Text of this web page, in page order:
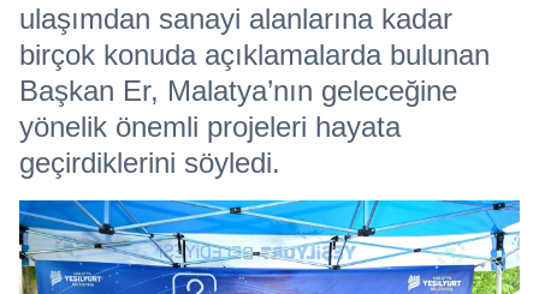
ulaşımdan sanayi alanlarına kadar
birçok konuda açıklamalarda bulunan
Başkan Er, Malatya’nın geleceğine
yönelik önemli projeleri hayata
geçirdiklerini söyledi.